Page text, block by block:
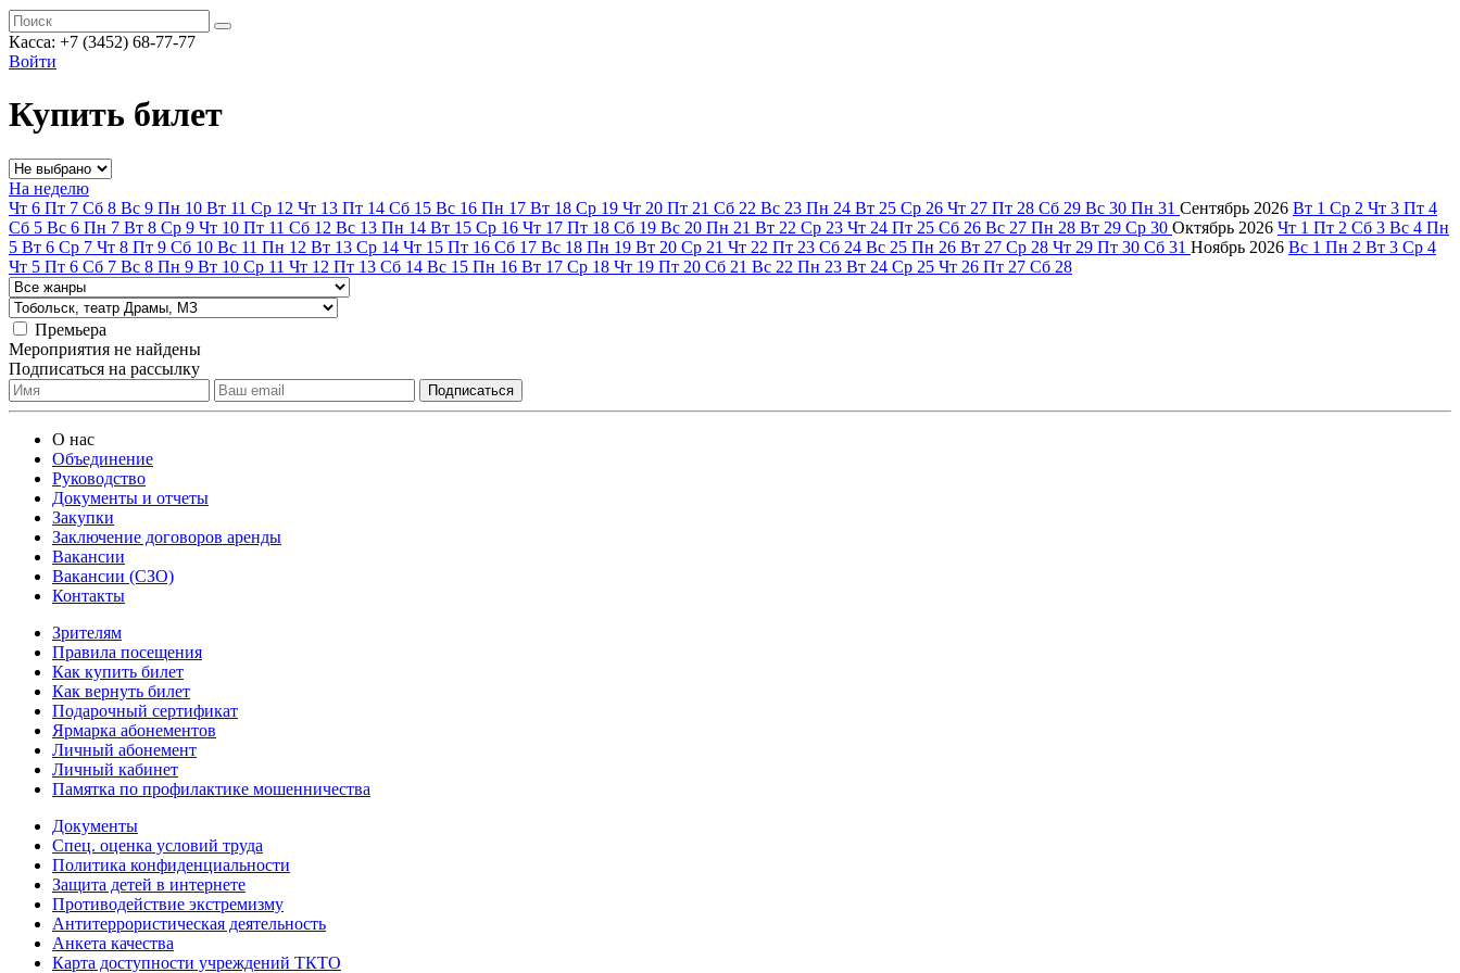
Касса: +7 (3452) 68-77-77
Войти
Купить билет
На неделю
Чт 6 Пт 7 Сб 8 Вс 9 Пн 10 Вт 11 Ср 12 Чт 13 Пт 14 Сб 15 Вс 16 Пн 17 Вт 18 Ср 19 Чт 20 Пт 21 Сб 22 Вс 23 Пн 24 Вт 25 Ср 26 Чт 27 Пт 28 Сб 29 Вс 30 Пн 31 Сентябрь 2026 Вт 1 Ср 2 Чт 3 Пт 4
Сб 5 Вс 6 Пн 7 Вт 8 Ср 9 Чт 10 Пт 11 Сб 12 Вс 13 Пн 14 Вт 15 Ср 16 Чт 17 Пт 18 Сб 19 Вс 20 Пн 21 Вт 22 Ср 23 Чт 24 Пт 25 Сб 26 Вс 27 Пн 28 Вт 29 Ср 30 Октябрь 2026 Чт 1 Пт 2 Сб 3 Вс 4 Пн
5 Вт 6 Ср 7 Чт 8 Пт 9 Сб 10 Вс 11 Пн 12 Вт 13 Ср 14 Чт 15 Пт 16 Сб 17 Вс 18 Пн 19 Вт 20 Ср 21 Чт 22 Пт 23 Сб 24 Вс 25 Пн 26 Вт 27 Ср 28 Чт 29 Пт 30 Сб 31 Ноябрь 2026 Вс 1 Пн 2 Вт 3 Ср 4
Чт 5 Пт 6 Сб 7 Вс 8 Пн 9 Вт 10 Ср 11 Чт 12 Пт 13 Сб 14 Вс 15 Пн 16 Вт 17 Ср 18 Чт 19 Пт 20 Сб 21 Вс 22 Пн 23 Вт 24 Ср 25 Чт 26 Пт 27 Сб 28
Премьера
Мероприятия не найдены
Подписаться на рассылку
О нас
Объединение
Руководство
Документы и отчеты
Закупки
Заключение договоров аренды
Вакансии
Вакансии (СЗО)
Контакты
Зрителям
Правила посещения
Как купить билет
Как вернуть билет
Подарочный сертификат
Ярмарка абонементов
Личный абонемент
Личный кабинет
Памятка по профилактике мошенничества
Документы
Спец. оценка условий труда
Политика конфиденциальности
Защита детей в интернете
Противодействие экстремизму
Антитеррористическая деятельность
Анкета качества
Карта доступности учреждений ТКТО